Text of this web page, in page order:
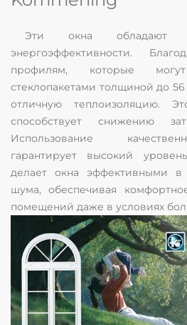
Эти окна обладают
энергоэффективности.
профилям, которые
стеклопакетами толщиной до
отличную теплоизоляцию.
способствует снижению
Использование
гарантирует высокий
делает окна эффективными
шума, обеспечивая
помещений даже в условиях